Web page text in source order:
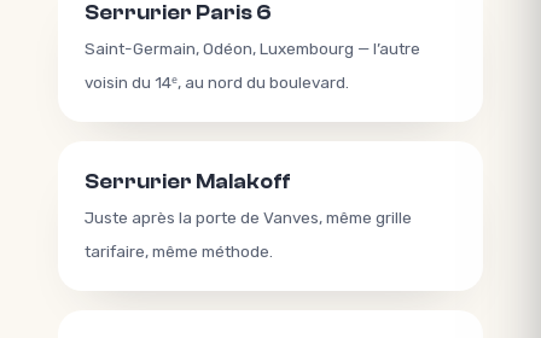
Serrurier Paris 6
Saint-Germain, Odéon, Luxembourg — l’autre
voisin du 14ᵉ, au nord du boulevard.
Serrurier Malakoff
Juste après la porte de Vanves, même grille
tarifaire, même méthode.